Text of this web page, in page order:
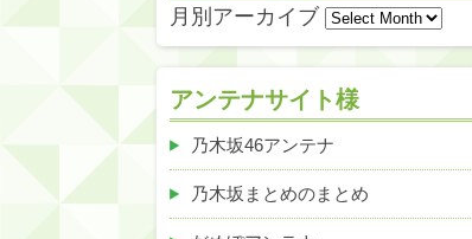
月別アーカイブ
アンテナサイト様
乃木坂46アンテナ
乃木坂まとめのまとめ